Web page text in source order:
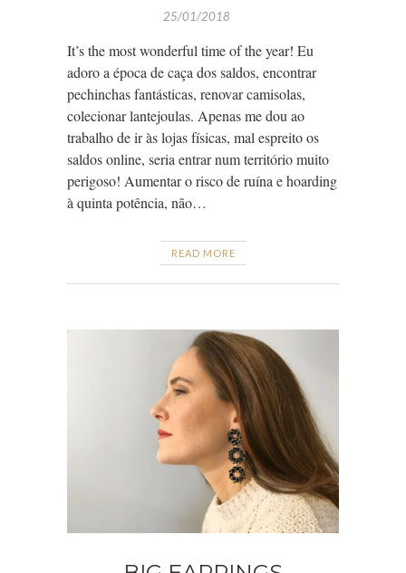
25/01/2018
It’s the most wonderful time of the year! Eu
adoro a época de caça dos saldos, encontrar
pechinchas fantásticas, renovar camisolas,
colecionar lantejoulas. Apenas me dou ao
trabalho de ir às lojas físicas, mal espreito os
saldos online, seria entrar num território muito
perigoso! Aumentar o risco de ruína e hoarding
à quinta potência, não…
READ MORE